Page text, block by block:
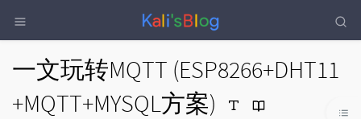
一文玩转MQTT (ESP8266+DHT11
+MQTT+MYSQL方案)